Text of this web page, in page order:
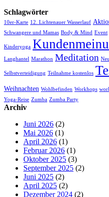
Schlagwörter
10er-Karte 12. Lichtenauer Wasserlauf
Schwangere und Mamas Body & Mind Event
Kinderyoga
Langhantel Marathon Meditation Neu
Selbstverteidigung Teilnahme kostenlos
Weihnachten Wohlbefinden Workhops
Yoga-Reise Zumba Zumba Party
Archiv
Juni 2026 (2)
Mai 2026 (1)
April 2026 (1)
Februar 2026 (1)
Oktober 2025 (3)
September 2025 (2)
Juni 2025 (2)
April 2025 (2)
Dezember 2024 (2)